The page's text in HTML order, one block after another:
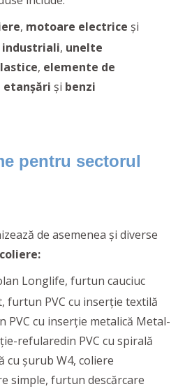
, motoare electrice și
, unelte
, elemente de
etanșări şi benzi
pentru sectorul
de asemenea şi diverse
coliere:
Longlife, furtun cauciuc
furtun PVC cu inserție textilă
cu inserție metalică Metal-
refularedin PVC cu spirală
cu șurub W4, coliere
simple, furtun descărcare